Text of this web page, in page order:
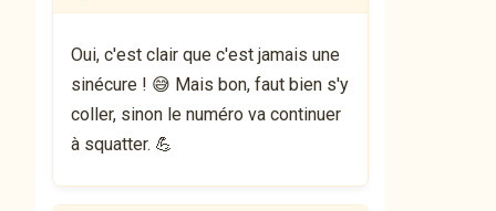
Oui, c'est clair que c'est jamais une
sinécure ! 😅 Mais bon, faut bien s'y
coller, sinon le numéro va continuer
à squatter. 💪